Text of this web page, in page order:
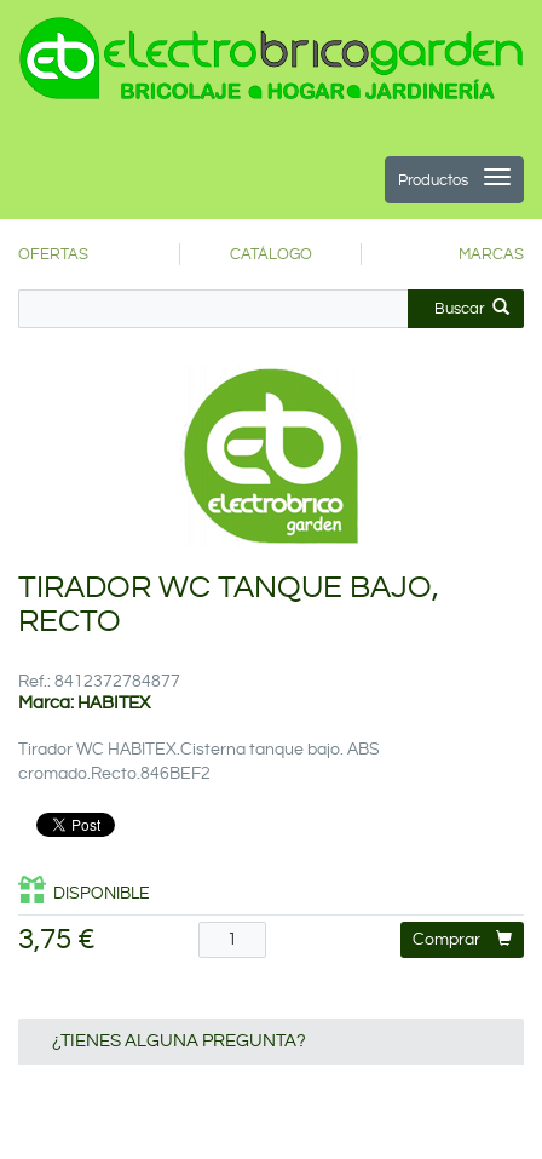
Productos
OFERTAS CATÁLOGO MARCAS
Buscar
TIRADOR WC TANQUE BAJO,
RECTO
Ref.: 8412372784877
Marca: HABITEX
Tirador WC HABITEX.Cisterna tanque bajo. ABS
cromado.Recto.846BEF2
DISPONIBLE
3,75 € Comprar
¿TIENES ALGUNA PREGUNTA?